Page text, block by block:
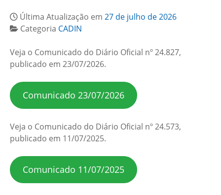
Última Atualização em 27 de julho de 2026
Categoria CADIN
Veja o Comunicado do Diário Oficial nº 24.827,
publicado em 23/07/2026.
Comunicado 23/07/2026
Veja o Comunicado do Diário Oficial nº 24.573,
publicado em 11/07/2025.
Comunicado 11/07/2025